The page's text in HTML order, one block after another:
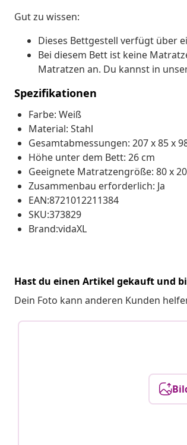
Gut zu wissen:
Dieses Bettgestell verfügt über
Bei diesem Bett ist keine
Matratzen an. Du kannst in
Spezifikationen
Farbe: Weiß
Material: Stahl
Gesamtabmessungen: 207 x 85 x
Höhe unter dem Bett: 26 cm
Geeignete Matratzengröße: 80 x
Zusammenbau erforderlich: Ja
EAN:8721012211384
SKU:373829
Brand:vidaXL
Hast du einen Artikel gekauft und
Dein Foto kann anderen Kunden